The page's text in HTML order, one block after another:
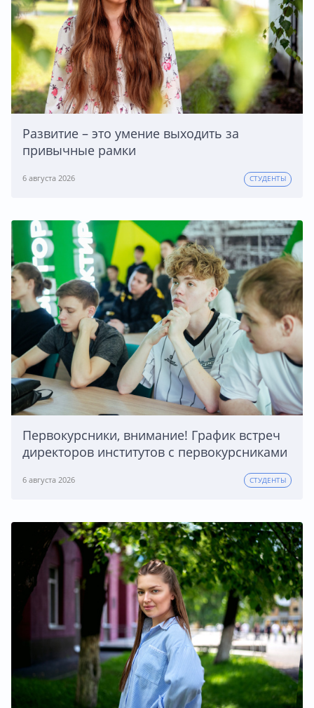
Развитие – это умение выходить за
привычные рамки
6 августа 2026 СТУДЕНТЫ
Первокурсники, внимание! График встреч
директоров институтов с первокурсниками
6 августа 2026 СТУДЕНТЫ